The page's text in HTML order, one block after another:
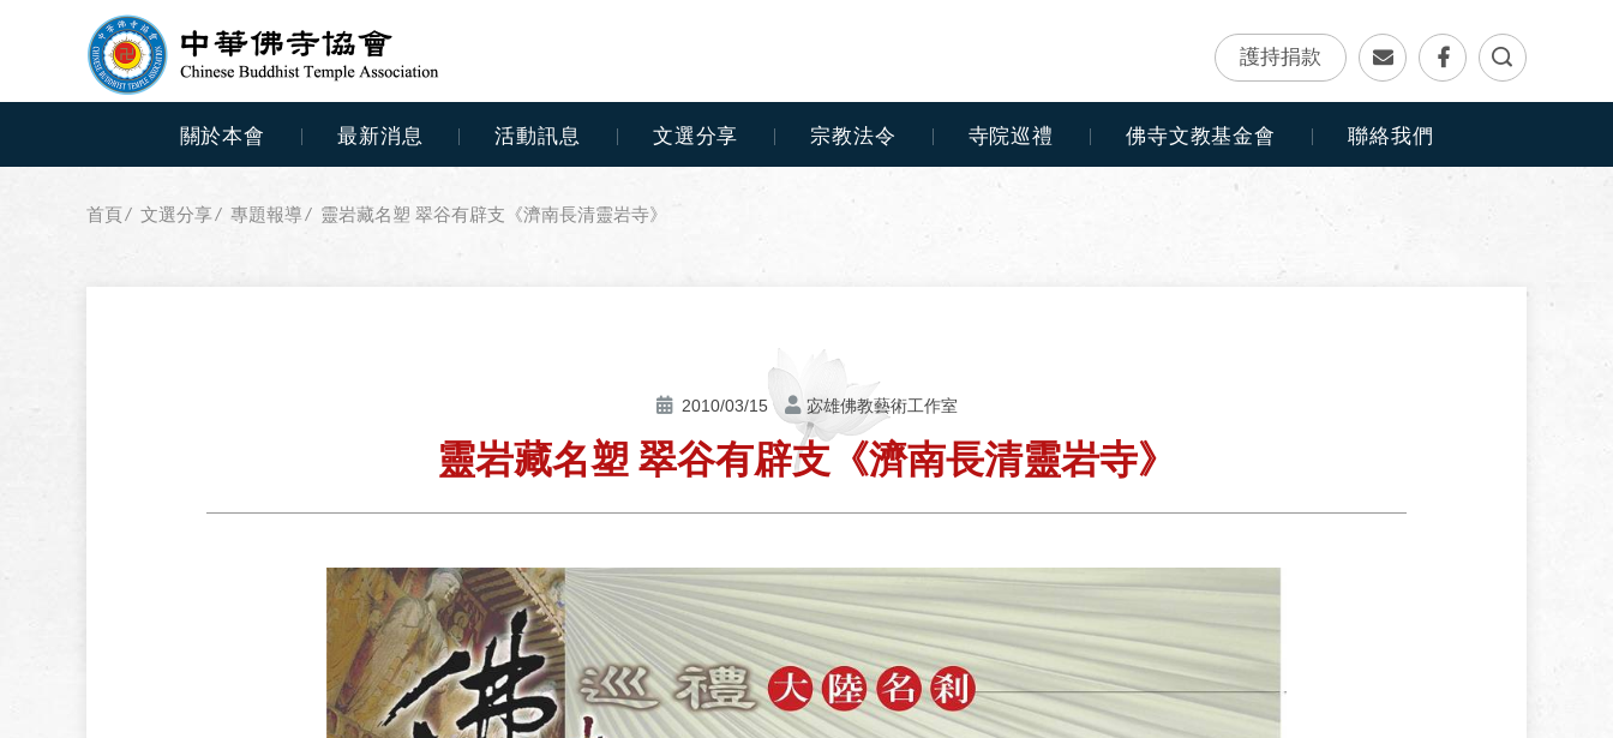
護持捐款
華
佛
關於本會 最新消息 活動訊息 文選分享 宗教法令 寺院巡禮 佛寺文教基金會 聯絡我們
首頁 文選分享 專題報導 靈岩藏名塑 翠谷有辟支《濟南長清靈岩寺》
2010/03/15 宓雄佛教藝術工作室
靈岩藏名塑 翠谷有辟支《濟南長清靈岩寺》